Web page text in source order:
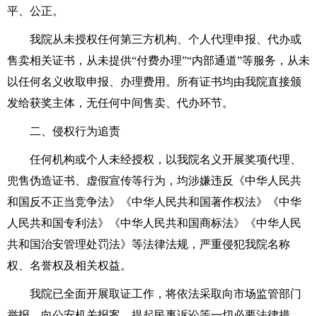
平、公正。
我院从未授权任何第三方机构、个人代理申报、代办或
售卖相关证书，从未提供“付费办理”“内部通道”等服务，从未
以任何名义收取申报、办理费用。所有证书均由我院直接颁
发给获奖主体，无任何中间售卖、代办环节。
二、侵权行为追责
任何机构或个人未经授权，以我院名义开展奖项代理、
兜售伪造证书、虚假宣传等行为，均涉嫌违反《中华人民共
和国反不正当竞争法》《中华人民共和国著作权法》《中华
人民共和国专利法》《中华人民共和国商标法》《中华人民
共和国治安管理处罚法》等法律法规，严重侵犯我院名称
权、名誉权及相关权益。
我院已全面开展取证工作，将依法采取向市场监管部门